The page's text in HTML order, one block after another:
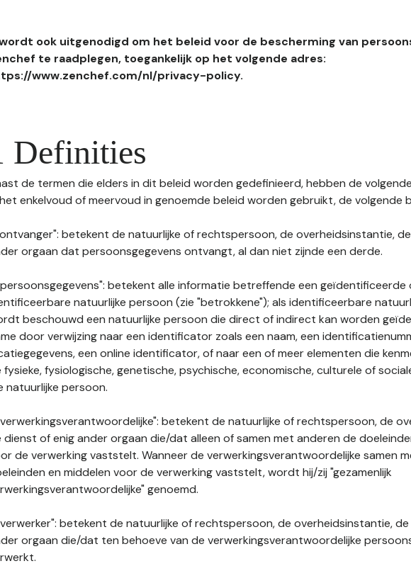
ook uitgenodigd om het beleid voor de bescherming van
te raadplegen, toegankelijk op het volgende adres:
www.zenchef.com/nl/privacy-policy.
Definities
de termen die elders in dit beleid worden gedefinieerd, hebben de
enkelvoud of meervoud in genoemde beleid worden gebruikt, de volgende
betekent de natuurlijke of rechtspersoon, de overheidsinstantie,
orgaan dat persoonsgegevens ontvangt, al dan niet zijnde een derde.
betekent alle informatie betreffende een geïdentificeerde
natuurlijke persoon (zie "betrokkene"); als identificeerbare
beschouwd een natuurlijke persoon die direct of indirect kan worden
door verwijzing naar een identificator zoals een naam, een
een online identificator, of naar een of meer elementen die
fysieke, fysiologische, genetische, psychische, economische, culturele of
natuurlijke persoon.
betekent de natuurlijke of rechtspersoon, de
dienst of enig ander orgaan die/dat alleen of samen met anderen de
de verwerking vaststelt. Wanneer de verwerkingsverantwoordelijke samen
en middelen voor de verwerking vaststelt, wordt hij/zij "gezamenlijk
genoemd.
betekent de natuurlijke of rechtspersoon, de overheidsinstantie,
orgaan die/dat ten behoeve van de verwerkingsverantwoordelijke